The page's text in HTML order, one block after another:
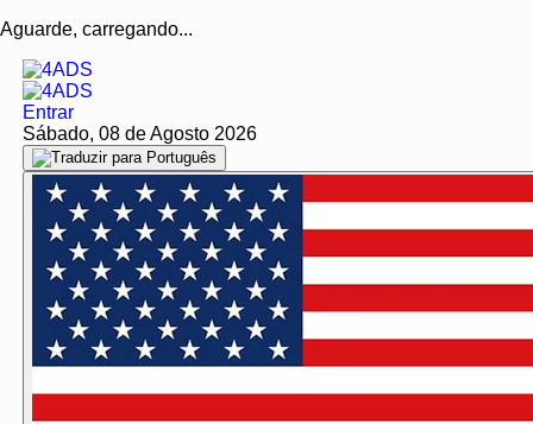
Aguarde, carregando...
Entrar
Sábado, 08 de Agosto 2026